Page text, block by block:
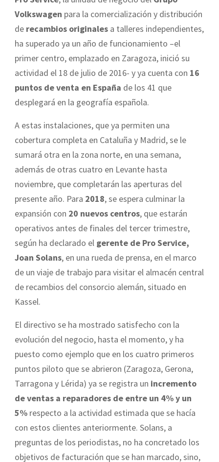
Volkswagen para la comercialización y distribución
de recambios originales a talleres independientes,
ha superado ya un año de funcionamiento –el
primer centro, emplazado en Zaragoza, inició su
actividad el 18 de julio de 2016- y ya cuenta con 16
puntos de venta en España de los 41 que
desplegará en la geografía española.
A estas instalaciones, que ya permiten una
cobertura completa en Cataluña y Madrid, se le
sumará otra en la zona norte, en una semana,
además de otras cuatro en Levante hasta
noviembre, que completarán las aperturas del
presente año. Para 2018, se espera culminar la
expansión con 20 nuevos centros, que estarán
operativos antes de finales del tercer trimestre,
según ha declarado el gerente de Pro Service,
Joan Solans, en una rueda de prensa, en el marco
de un viaje de trabajo para visitar el almacén central
de recambios del consorcio alemán, situado en
Kassel.
El directivo se ha mostrado satisfecho con la
evolución del negocio, hasta el momento, y ha
puesto como ejemplo que en los cuatro primeros
puntos piloto que se abrieron (Zaragoza, Gerona,
Tarragona y Lérida) ya se registra un incremento
de ventas a reparadores de entre un 4% y un
5% respecto a la actividad estimada que se hacía
con estos clientes anteriormente. Solans, a
preguntas de los periodistas, no ha concretado los
objetivos de facturación que se han marcado, sino,